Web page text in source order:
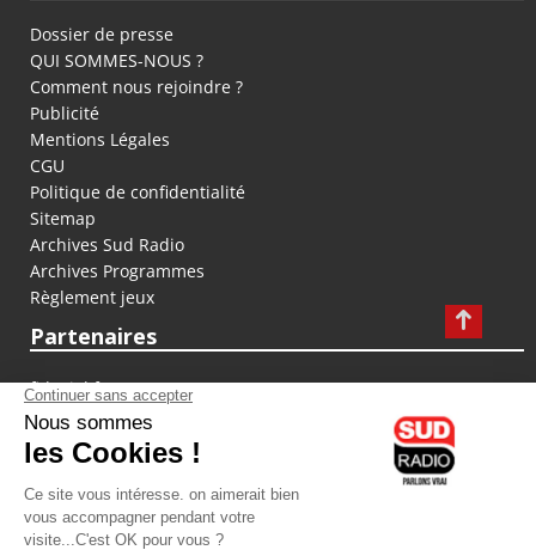
Dossier de presse
QUI SOMMES-NOUS ?
Comment nous rejoindre ?
Publicité
Mentions Légales
CGU
Politique de confidentialité
Sitemap
Archives Sud Radio
Archives Programmes
Règlement jeux
Partenaires
fiducial.fr
lyoncapitale.fr
olympique-et-lyonnais.com
L'application Iphone / Android